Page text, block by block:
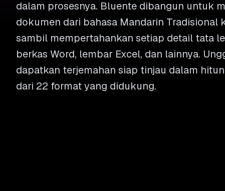
dalam prosesnya. Bluente dibangun untuk
dokumen dari bahasa Mandarin Tradisional
sambil mempertahankan setiap detail tata
berkas Word, lembar Excel, dan lainnya.
dapatkan terjemahan siap tinjau dalam
dari 22 format yang didukung.